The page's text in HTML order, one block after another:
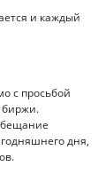
и каждый
с просьбой
биржи.
дня,